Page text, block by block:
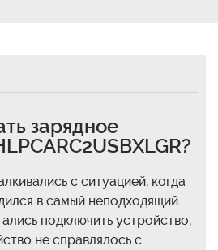
зарядное
с ситуацией, когда
в самый неподходящий
подключить устройство,
не справлялось с